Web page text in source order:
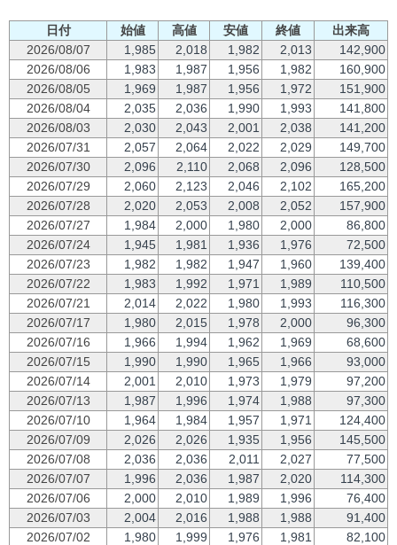
日付 始値 高値 安値 終値
出来高
2026/08/07
1,985 2,018 1,982 2,013
142,900
2026/08/06
1,983 1,987 1,956 1,982
160,900
2026/08/05
1,969 1,987 1,956 1,972
151,900
2026/08/04
2,035 2,036 1,990 1,993
141,800
2026/08/03
2,030 2,043 2,001 2,038
141,200
2026/07/31
2,057 2,064 2,022 2,029
149,700
2026/07/30
2,096 2,110 2,068 2,096
128,500
2026/07/29
2,060 2,123 2,046 2,102
165,200
2026/07/28
2,020 2,053 2,008 2,052
157,900
2026/07/27
1,984 2,000 1,980 2,000
86,800
2026/07/24
1,945 1,981 1,936 1,976
72,500
2026/07/23
1,982 1,982 1,947 1,960
139,400
2026/07/22
1,983 1,992 1,971 1,989
110,500
2026/07/21
2,014 2,022 1,980 1,993
116,300
2026/07/17
1,980 2,015 1,978 2,000
96,300
2026/07/16
1,966 1,994 1,962 1,969
68,600
2026/07/15
1,990 1,990 1,965 1,966
93,000
2026/07/14
2,001 2,010 1,973 1,979
97,200
2026/07/13
1,987 1,996 1,974 1,988
97,300
2026/07/10
1,964 1,984 1,957 1,971
124,400
2026/07/09
2,026 2,026 1,935 1,956
145,500
2026/07/08
2,036 2,036 2,011 2,027
77,500
2026/07/07
1,996 2,036 1,987 2,020
114,300
2026/07/06
2,000 2,010 1,989 1,996
76,400
2026/07/03
2,004 2,016 1,988 1,988
91,400
2026/07/02
1,980 1,999 1,976 1,981
82,100